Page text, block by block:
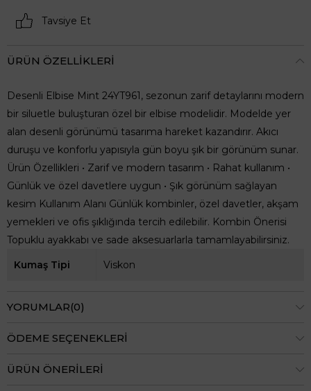
Tavsiye Et
ÜRÜN ÖZELLIKLERI
Desenli Elbise Mint 24YT961, sezonun zarif detaylarını modern
bir siluetle buluşturan özel bir elbise modelidir. Modelde yer
alan desenli görünümü tasarıma hareket kazandırır. Akıcı
duruşu ve konforlu yapısıyla gün boyu şık bir görünüm sunar.
Ürün Özellikleri • Zarif ve modern tasarım • Rahat kullanım •
Günlük ve özel davetlere uygun • Şık görünüm sağlayan
kesim Kullanım Alanı Günlük kombinler, özel davetler, akşam
yemekleri ve ofis şıklığında tercih edilebilir. Kombin Önerisi
Topuklu ayakkabı ve sade aksesuarlarla tamamlayabilirsiniz.
Kumaş Tipi
Viskon
YORUMLAR(0)
ÖDEME SEÇENEKLERI
ÜRÜN ÖNERILERI